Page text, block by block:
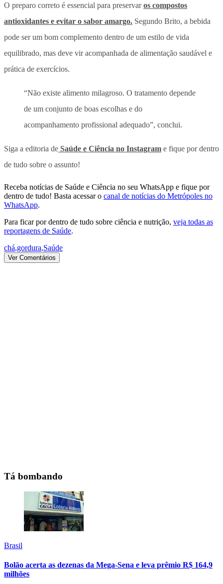
O preparo correto é essencial para preservaros compostos
antioxidantes e evitar o sabor amargo. Segundo Brito, a bebida
pode ser um bom complemento dentro de um estilo de vida
equilibrado, mas deve vir acompanhada de alimentação saudável e
prática de exercícios.
“Não existe alimento milagroso. O tratamento depende
de um conjunto de boas escolhas e do
acompanhamento profissional adequado”, conclui.
Siga a editoria de Saúde e Ciência no Instagram e fique por dentro
de tudo sobre o assunto!
Receba notícias de Saúde e Ciência no seu WhatsApp e fique por
dentro de tudo! Basta acessar o canal de notícias do Metrópoles no
WhatsApp.
Para ficar por dentro de tudo sobre ciência e nutrição, veja todas as
reportagens de Saúde.
chá,gordura,Saúde
Ver Comentários
Tá bombando
Brasil
Bolão acerta as dezenas da Mega-Sena e leva prêmio R$ 164,9
milhões